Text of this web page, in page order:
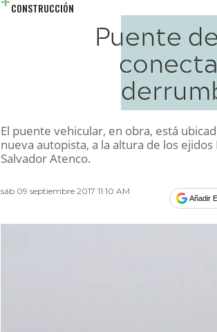
CONSTRUCCIÓN
Puente
El puente vehicular, en obra, está
nueva autopista, a la altura de los
Salvador Atenco.
sáb 09 septiembre 2017 11:10 AM
Añadir